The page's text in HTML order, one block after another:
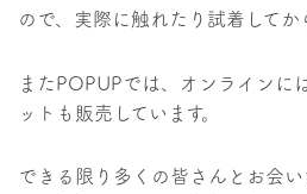
ので、実際に触れたり試着してか
またPOPUPでは、オンラインに
ットも販売しています。
できる限り多くの皆さんとお会